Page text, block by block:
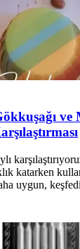
ve
katarken
uygun,